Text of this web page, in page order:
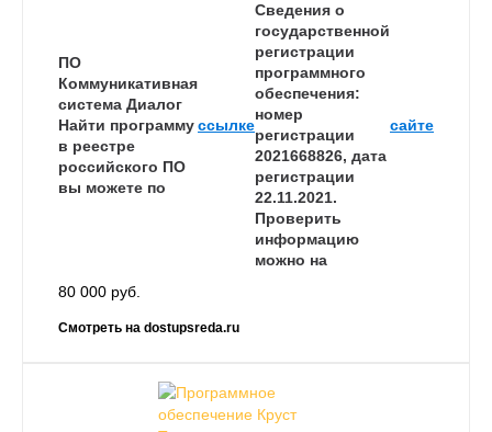
ПО
Коммуникативная
система Диалог
Найти программу
в реестре
российского ПО
вы можете по
ссылке
Сведения о
государственной
регистрации
программного
обеспечения:
номер
регистрации
2021668826, дата
регистрации
22.11.2021.
Проверить
информацию
можно на
сайте
80 000 руб.
Смотреть на dostupsreda.ru